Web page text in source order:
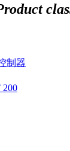
制器
200